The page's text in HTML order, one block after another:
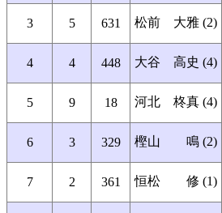
3 5 631 松前 大雅 (2)
4 4 448 大谷 高史 (4)
5 9 18 河北 柊真 (4)
6 3 329 樫山 鳴 (2)
7 2 361 恒松 修 (1)